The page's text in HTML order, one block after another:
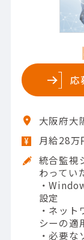
応
大阪府大
月給28
統合監視
わってい
・
設定
・ネッ
シーの適
・必要